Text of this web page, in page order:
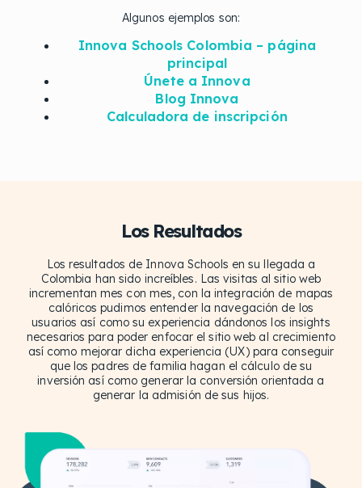
Algunos ejemplos son:
Innova Schools Colombia – página
principal
Únete a Innova
Blog Innova
Calculadora de inscripción
Los Resultados
Los resultados de Innova Schools en su llegada a
Colombia han sido increíbles. Las visitas al sitio web
incrementan mes con mes, con la integración de mapas
calóricos pudimos entender la navegación de los
usuarios así como su experiencia dándonos los insights
necesarios para poder enfocar el sitio web al crecimiento
así como mejorar dicha experiencia (UX) para conseguir
que los padres de familia hagan el cálculo de su
inversión así como generar la conversión orientada a
generar la admisión de sus hijos.